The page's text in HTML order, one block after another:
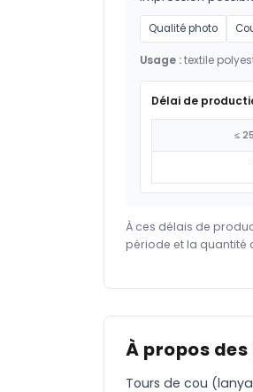
Qualité photo
Usage :textile
Délai de
≤
À ces délais de
période et la quantité
À propos
Tours de cou